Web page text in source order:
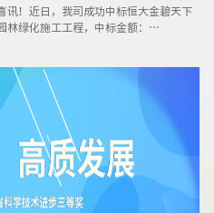
讯！近日，我司成功中标恒大金碧天下
绿化施工工程，中标金额：
建设后，此次施工内容聚焦于一二三四
2#至10#、23#、24#、30#等楼栋周边
整个绿化施工的面积约为51852平方
铺设等工程。 该项目充分响应了“低碳
境建设，实地践行绿水青山就是金山
图”。同时，拉近城市居民与大自然
股份结合目前城市日益扩展的对生态环
依托我司完善的园林施工管理体系，通
神和艺术审美享受，为城市绿化提供资